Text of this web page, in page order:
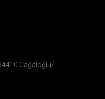
Cağaloğlu/